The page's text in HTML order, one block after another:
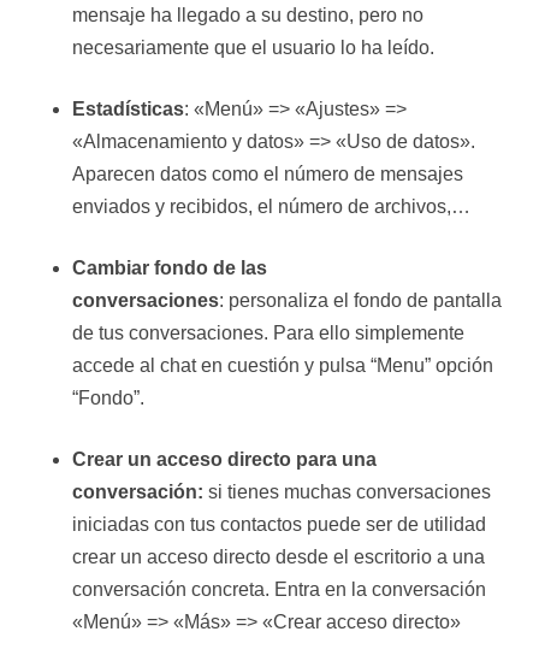
mensaje ha llegado a su destino, pero no
necesariamente que el usuario lo ha leído.
Estadísticas: «Menú» => «Ajustes» =>
«Almacenamiento y datos» => «Uso de datos».
Aparecen datos como el número de mensajes
enviados y recibidos, el número de archivos,…
Cambiar fondo de las
conversaciones: personaliza el fondo de pantalla
de tus conversaciones. Para ello simplemente
accede al chat en cuestión y pulsa “Menu” opción
“Fondo”.
Crear un acceso directo para una
conversación: si tienes muchas conversaciones
iniciadas con tus contactos puede ser de utilidad
crear un acceso directo desde el escritorio a una
conversación concreta. Entra en la conversación
«Menú» => «Más» => «Crear acceso directo»